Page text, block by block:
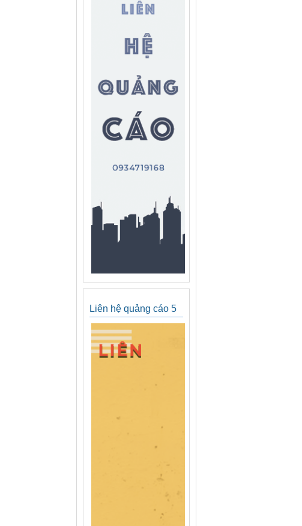
Liên hệ quảng cáo 5